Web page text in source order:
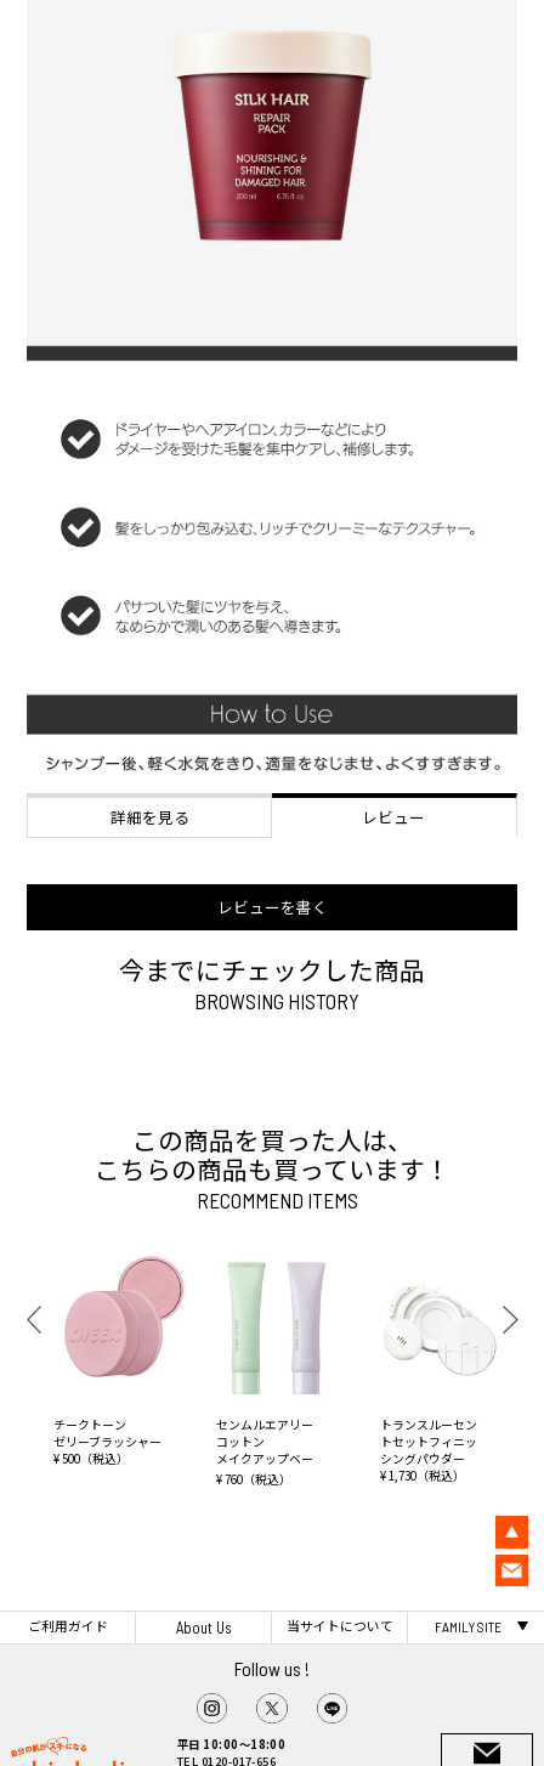
詳細を見る レビュー
レビューを書く
今までにチェックした商品
BROWSING HISTORY
この商品を買った人は、
こちらの商品も買っています！
RECOMMEND ITEMS
チークトーン
ゼリーブラッシャー
¥ 500（税込）
センムルエアリー
コットン
メイクアップベー
ス
¥ 760（税込）
トランスルーセン
トセットフィニッ
シングパウダー
¥ 1,730（税込）
ご利用ガイド About Us 当サイトについて FAMILY SITE
Follow us !
平日 10:00～18:00
TEL 0120-017-656